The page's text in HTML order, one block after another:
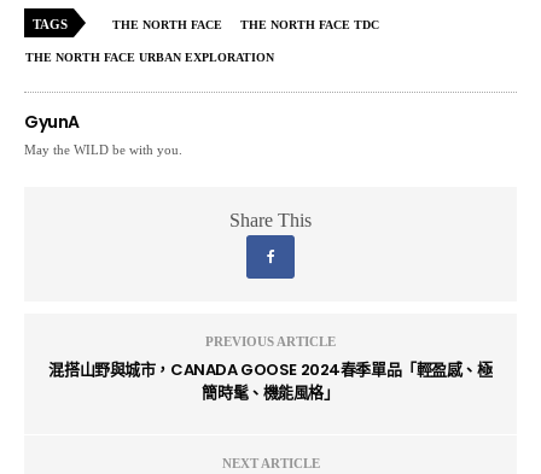
TAGS THE NORTH FACE THE NORTH FACE TDC
THE NORTH FACE URBAN EXPLORATION
GyunA
May the WILD be with you.
Share This
PREVIOUS ARTICLE
混搭山野與城市，CANADA GOOSE 2024春季單品「輕盈感、極
簡時髦、機能風格」
NEXT ARTICLE